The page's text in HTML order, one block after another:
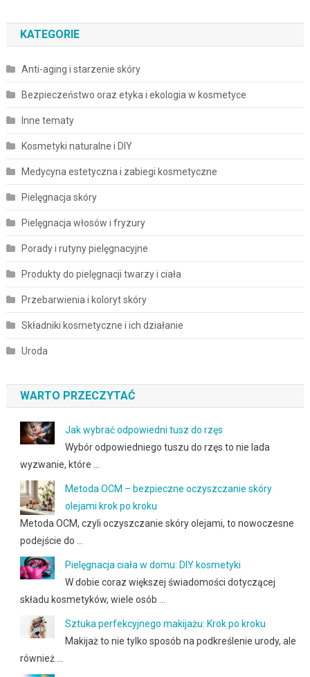
KATEGORIE
Anti-aging i starzenie skóry
Bezpieczeństwo oraz etyka i ekologia w kosmetyce
Inne tematy
Kosmetyki naturalne i DIY
Medycyna estetyczna i zabiegi kosmetyczne
Pielęgnacja skóry
Pielęgnacja włosów i fryzury
Porady i rutyny pielęgnacyjne
Produkty do pielęgnacji twarzy i ciała
Przebarwienia i koloryt skóry
Składniki kosmetyczne i ich działanie
Uroda
WARTO PRZECZYTAĆ
Jak wybrać odpowiedni tusz do rzęs
Wybór odpowiedniego tuszu do rzęs to nie lada
wyzwanie, które …
Metoda OCM – bezpieczne oczyszczanie skóry
olejami krok po kroku
Metoda OCM, czyli oczyszczanie skóry olejami, to nowoczesne
podejście do …
Pielęgnacja ciała w domu: DIY kosmetyki
W dobie coraz większej świadomości dotyczącej
składu kosmetyków, wiele osób …
Sztuka perfekcyjnego makijażu: Krok po kroku
Makijaż to nie tylko sposób na podkreślenie urody, ale
również …